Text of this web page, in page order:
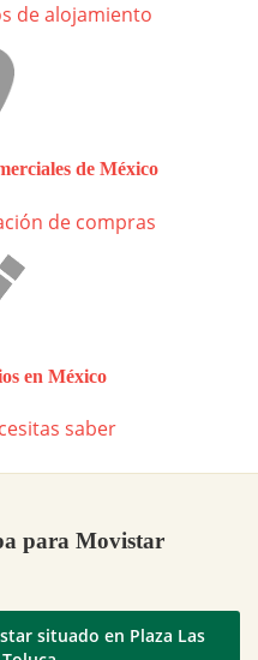
de alojamiento
de México
de compras
en México
saber
para Movistar
situado en Plaza Las